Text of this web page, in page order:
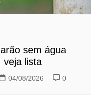
sem água
veja lista
04/08/2026 0